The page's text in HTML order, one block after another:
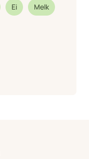
Ei Melk